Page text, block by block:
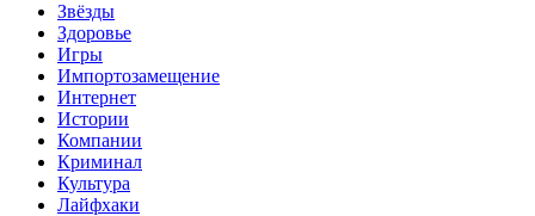
Звёзды
Здоровье
Игры
Импортозамещение
Интернет
Истории
Компании
Криминал
Культура
Лайфхаки